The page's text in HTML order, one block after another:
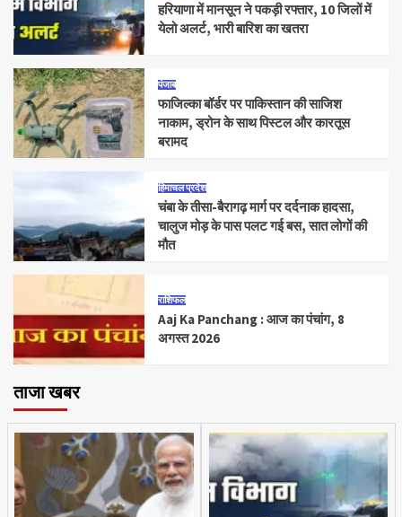
हरियाणा में मानसून ने पकड़ी रफ्तार, 10 जिलों में
येलो अलर्ट, भारी बारिश का खतरा
पंजाब
फाजिल्का बॉर्डर पर पाकिस्तान की साजिश
नाकाम, ड्रोन के साथ पिस्टल और कारतूस
बरामद
हिमाचल प्रदेश
चंबा के तीसा-बैरागढ़ मार्ग पर दर्दनाक हादसा,
चालुज मोड़ के पास पलट गई बस, सात लोगों की
मौत
राशिफल
Aaj Ka Panchang : आज का पंचांग, 8
अगस्त 2026
ताजा खबर